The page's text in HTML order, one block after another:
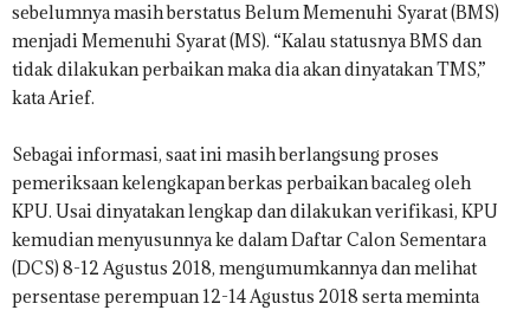
sebelumnya masih berstatus Belum Memenuhi Syarat (BMS)
menjadi Memenuhi Syarat (MS). “Kalau statusnya BMS dan
tidak dilakukan perbaikan maka dia akan dinyatakan TMS,”
kata Arief.
Sebagai informasi, saat ini masih berlangsung proses
pemeriksaan kelengkapan berkas perbaikan bacaleg oleh
KPU. Usai dinyatakan lengkap dan dilakukan verifikasi, KPU
kemudian menyusunnya ke dalam Daftar Calon Sementara
(DCS) 8-12 Agustus 2018, mengumumkannya dan melihat
persentase perempuan 12-14 Agustus 2018 serta meminta